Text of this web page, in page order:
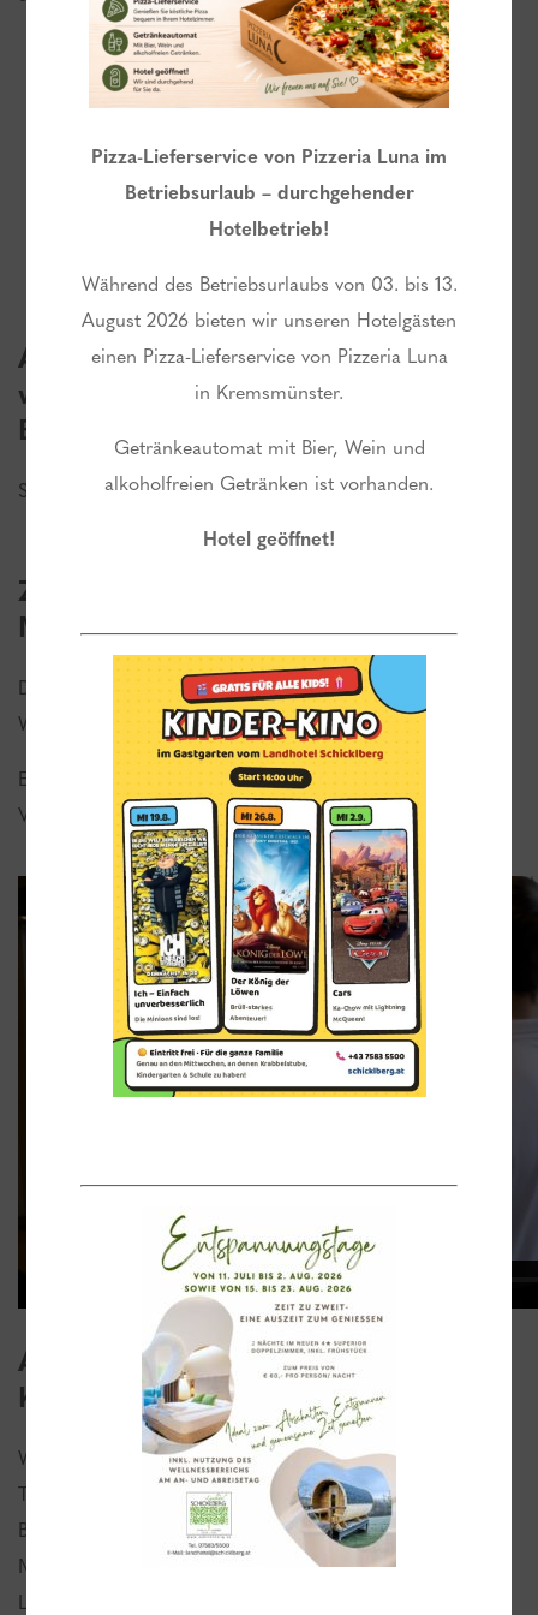
E-MAIL
Schicklberg 1, 4550 Kremsmünster
Als Ganzjahresbetrieb beschäftigen
wir Mitarbeiter in folgenden
Bereichen:
Service, Küche, Zimmer und Reception
Zusatzleistungen für unsere
Mitarbeiter:
Das Personal darf sämtliche hauseigenenSport
Wellnesseinrichtungenmitbenützen.
Es wird eine Unterkunft sowie ein Mitarbeiteressen zur
Verfügung gestellt.
An welchen Stellen Sie bei uns
Karriere machen können:
Wir bieten Ganzjahresstellen wie auch Saisonstellen oder
Teilzeitbeschäftigung an, bei Interesse senden Sie uns Ihre
Bewerbungsunterlagen an die oben genannte (E-
Mail-)Adresse. Sind Sie bereit für Ihre Karriere beim
Landhotel Schicklberg?
Pizza-Lieferservice von Pizzeria Luna im
Betriebsurlaub – durchgehender
Hotelbetrieb!
Während des Betriebsurlaubs von 03. bis 13.
August 2026 bieten wir unseren Hotelgästen
einen Pizza-Lieferservice von Pizzeria Luna
in Kremsmünster.
Getränkeautomat mit Bier, Wein und
alkoholfreien Getränken ist vorhanden.
Hotel geöffnet!